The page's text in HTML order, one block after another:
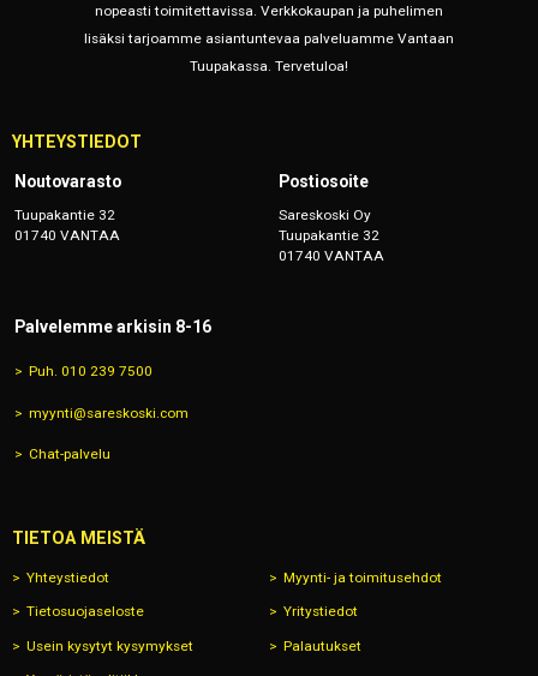
nopeasti toimitettavissa. Verkkokaupan ja puhelimen
lisäksi tarjoamme asiantuntevaa palveluamme Vantaan
Tuupakassa. Tervetuloa!
YHTEYSTIEDOT
Noutovarasto
Tuupakantie 32
01740 VANTAA
Postiosoite
Sareskoski Oy
Tuupakantie 32
01740 VANTAA
Palvelemme arkisin 8-16
Puh. 010 239 7500
myynti@sareskoski.com
Chat-palvelu
TIETOA MEISTÄ
Yhteystiedot Myynti- ja toimitusehdot
Tietosuojaseloste Yritystiedot
Usein kysytyt kysymykset Palautukset